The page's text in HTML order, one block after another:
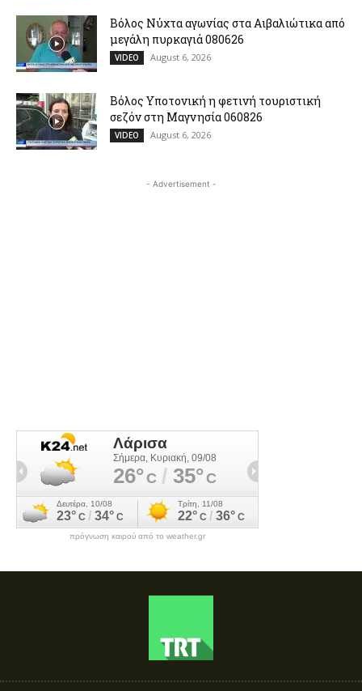
Βόλος Νύχτα αγωνίας στα Αιβαλιώτικα από
μεγάλη πυρκαγιά 080626
VIDEO August 6, 2026
Βόλος Υποτονική η φετινή τουριστική
σεζόν στη Μαγνησία 060826
VIDEO August 6, 2026
- Advertisement -
πρόγνωση καιρού από το weather.gr